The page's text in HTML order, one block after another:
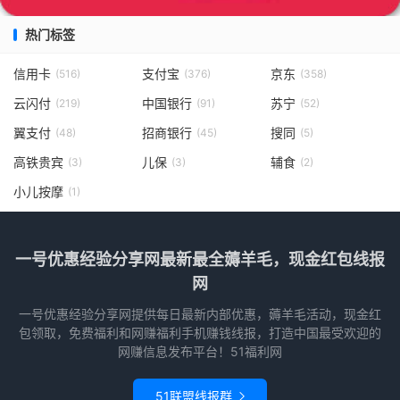
热门标签
信用卡 (516) 支付宝 (376) 京东 (358)
云闪付 (219) 中国银行 (91) 苏宁 (52)
翼支付 (48) 招商银行 (45) 搜同 (5)
高铁贵宾 (3) 儿保 (3) 辅食 (2)
小儿按摩 (1)
一号优惠经验分享网最新最全薅羊毛，现金红包线报
网
一号优惠经验分享网提供每日最新内部优惠，薅羊毛活动，现金红
包领取，免费福利和网赚福利手机赚钱线报，打造中国最受欢迎的
网赚信息发布平台！51福利网
51联盟线报群 